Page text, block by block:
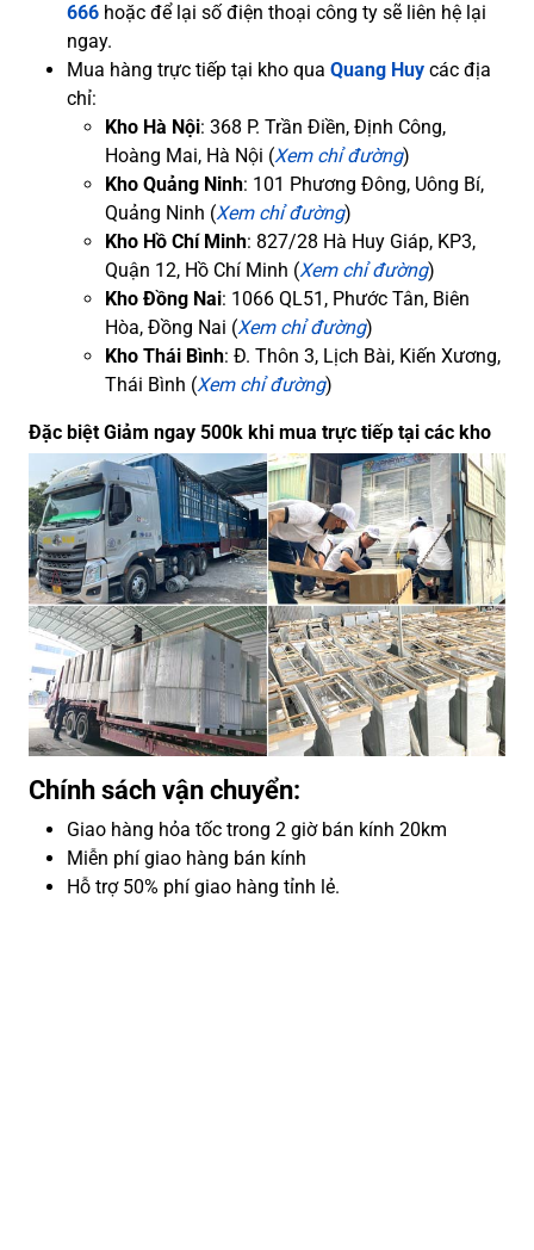
666 hoặc để lại số điện thoại công ty sẽ liên hệ lại
ngay.
Mua hàng trực tiếp tại kho qua Quang Huy các địa
chỉ:
Kho Hà Nội: 368 P. Trần Điền, Định Công,
Hoàng Mai, Hà Nội (Xem chỉ đường)
Kho Quảng Ninh: 101 Phương Đông, Uông Bí,
Quảng Ninh (Xem chỉ đường)
Kho Hồ Chí Minh: 827/28 Hà Huy Giáp, KP3,
Quận 12, Hồ Chí Minh (Xem chỉ đường)
Kho Đồng Nai: 1066 QL51, Phước Tân, Biên
Hòa, Đồng Nai (Xem chỉ đường)
Kho Thái Bình: Đ. Thôn 3, Lịch Bài, Kiến Xương,
Thái Bình (Xem chỉ đường)
Đặc biệt Giảm ngay 500k khi mua trực tiếp tại các kho
Chính sách vận chuyển:
Giao hàng hỏa tốc trong 2 giờ bán kính 20km
Miễn phí giao hàng bán kính
Hỗ trợ 50% phí giao hàng tỉnh lẻ.